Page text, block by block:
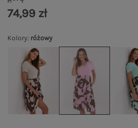
Kolory: różowy
74,99 zł